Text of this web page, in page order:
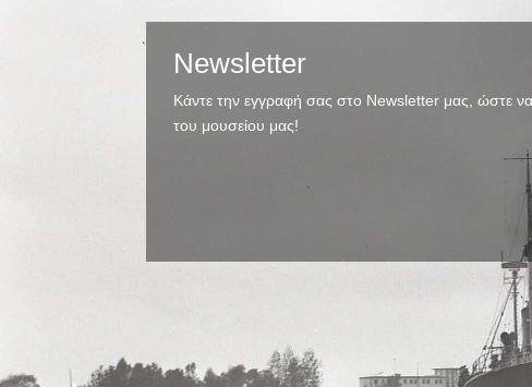
Newsletter
Κάντε την εγγραφή σας στο Newsletter μας, ώστε να
του μουσείου μας!